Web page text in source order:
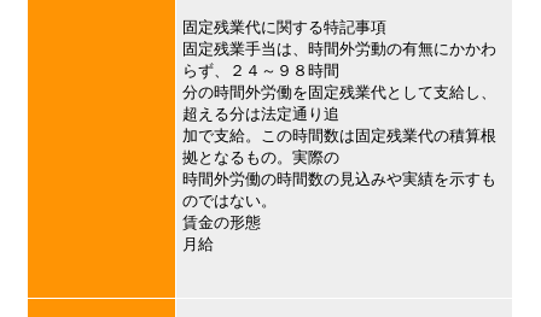
固定残業代に関する特記事項
固定残業手当は、時間外労動の有無にかかわ
らず、２４～９８時間
分の時間外労働を固定残業代として支給し、
超える分は法定通り追
加で支給。この時間数は固定残業代の積算根
拠となるもの。実際の
時間外労働の時間数の見込みや実績を示すも
のではない。
賃金の形態
月給